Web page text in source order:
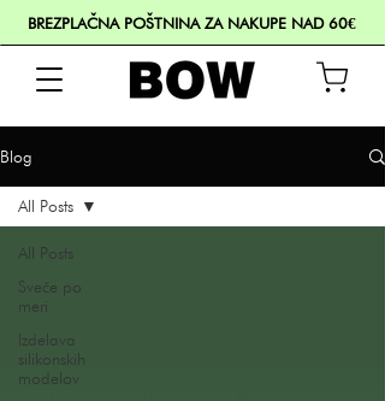
BREZPLAČNA POŠTNINA ZA NAKUPE NAD 60€
Blog
All Posts
Sveče po
meri
Izdelava
silikonskih
modelov
All Posts